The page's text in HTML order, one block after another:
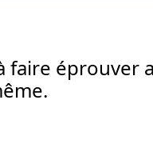
faire éprouver